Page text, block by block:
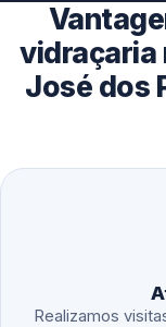
vidraçaria
José dos
Realizamos